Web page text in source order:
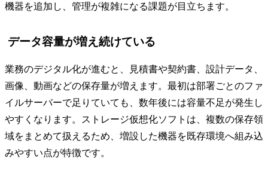
機器を追加し、管理が複雑になる課題が目立ちます。
データ容量が増え続けている
業務のデジタル化が進むと、見積書や契約書、設計データ、
画像、動画などの保存量が増えます。最初は部署ごとのファ
イルサーバーで足りていても、数年後には容量不足が発生し
やすくなります。ストレージ仮想化ソフトは、複数の保存領
域をまとめて扱えるため、増設した機器を既存環境へ組み込
みやすい点が特徴です。